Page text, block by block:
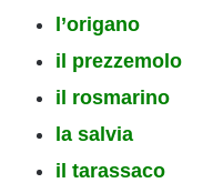
l’origano
il prezzemolo
il rosmarino
la salvia
il tarassaco